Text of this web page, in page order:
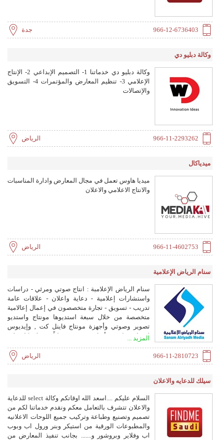
966-12-6736403 جدة
وكالة دبليو دي
وكالة دبليو دي خدماتنا 1- التصميم الإبداعي 2- الإنتاج
الإعلامي 3- تنظيم المعارض والمؤتمرات 4- التسويق
والإتصالات
966-11-2293262 الرياض
ميدياكال
ميديا هاوس تعمل في مجال المعارض وادارة المناسبات
والانتاج الاعلامي والاعلان
966-11-4602753 الرياض
سنام الرياض الإعلامية
سنام الرياض الإعلامبة : انتاج صوتي ومرئي - دراسات
واستشارات إعلامية - دعاية واعلان - علاقات عامة
تدريب - تسويق - تجارة متخصصون في إعمال إعالامية
متخصصة من خلال سبعة استديوها مونتاج واستديو
تصوير وصوتي وأجهزة مونتاج فاينل كت , وإيديوس
احترافية بكروت أصلية ومعتمدة دولياً , وثمان كاميرات
وسكيتور بالليزر لتصوير للمنتجات الدقيقة , وكاميرا HD
صغيرة للغاية لتصوير الماكيت واللقطات الصعبة .
المزيد ...
966-11-2810723 الرياض
سيلك للدعايه والاعلان
السلام عليكم ....اسعد الله اوقاتكم وكالة select للدعاية
والاعلان تتشرف بالتعامل معكم ونقدم خدماتنا لكم من
تصميم وتصنيع وطباعة وتركيب جميع اللوحات الاعلانيه
والمطبوعات الورقية من استيكر وبنر ورول اب وبوب
اب وفلاير وبروشور و....... بجانب تنفيذ المعارض من